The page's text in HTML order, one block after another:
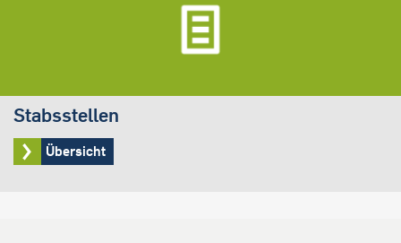
Stabsstellen
Übersicht